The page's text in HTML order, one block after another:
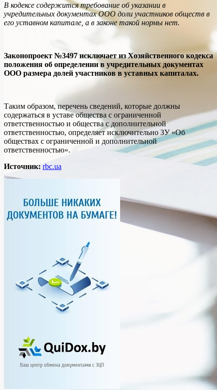
В кодексе содержится требование об указании в
учредительных документах ООО доли участников обществ в
его уставном капитале, а в законе такой нормы нет.
Законопроект №3497 исключает из Хозяйственного кодекса
положения об определении в учредительных документах
ООО размера долей участников в уставных капиталах.
Таким образом, перечень сведений, которые должны
содержаться в уставе общества с ограниченной
ответственностью и общества с дополнительной
ответственностью, определяет исключительно ЗУ «Об
обществах с ограниченной и дополнительной
ответственностью».
Источник: rbc.ua